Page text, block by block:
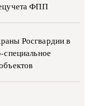
ФПП
Росгвардии в
специальное